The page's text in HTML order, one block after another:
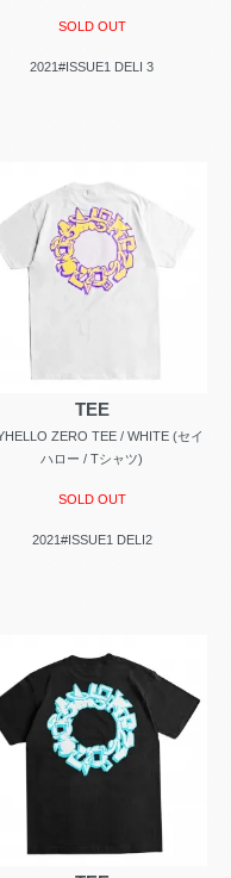
SOLD OUT
2021#ISSUE1 DELI 3
TEE
ZERO TEE / WHITE (セイ
ハロー / Tシャツ)
SOLD OUT
2021#ISSUE1 DELI2